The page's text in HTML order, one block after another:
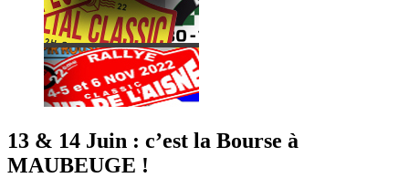
13 & 14 Juin : c’est la Bourse à
MAUBEUGE !